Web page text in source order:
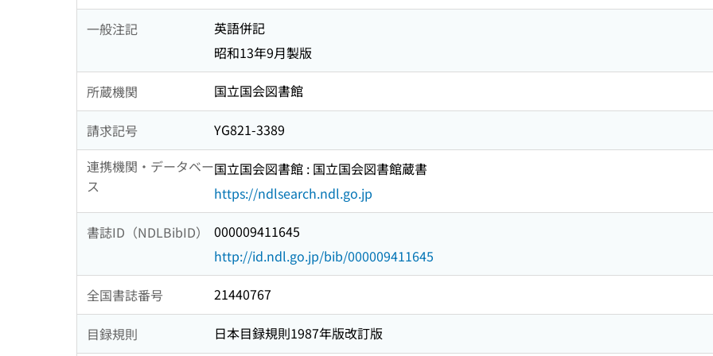
一般注記
英語併記
昭和13年9月製版
所蔵機関 国立国会図書館
請求記号
YG821-3389
連携機関・データベー
ス
国立国会図書館 : 国立国会図書館蔵書
https://ndlsearch.ndl.go.jp
書誌ID（NDLBibID）
000009411645
http://id.ndl.go.jp/bib/000009411645
全国書誌番号 21440767
目録規則 日本目録規則1987年版改訂版